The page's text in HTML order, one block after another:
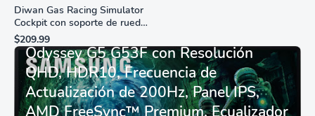
Diwan Gas Racing Simulator
Cockpit con soporte de rueda
de carreras plegable y
asiento - Logitech
G29/920/923/27/25,
Thrustmaster
T248/X/T300RS/T150/458/TX
$209.99
Monitor Gamer SAMSUNG 27”
Odyssey G5 G53F con Resolución
QHD, HDR10, Frecuencia de
Actualización de 200Hz, Panel IPS,
AMD FreeSync™ Premium, Ecualizador